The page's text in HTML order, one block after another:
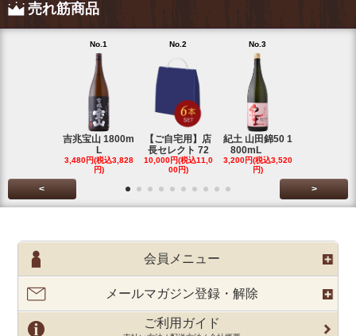
売れ筋商品
No.1
吉兆宝山 1800m
L
3,480円(税込3,828
円)
No.2
【ご自宅用】店
長セレクト 72
10,000円(税込11,0
00円)
No.3
紀土 山田錦50 1
800mL
3,200円(税込3,520
円)
< >
会員メニュー
メールマガジン登録・解除
ご利用ガイド